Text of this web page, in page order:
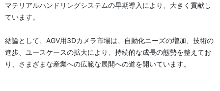
マテリアルハンドリングシステムの早期導入により、大きく貢献し
ています。
結論として、AGV用3Dカメラ市場は、自動化ニーズの増加、技術の
進歩、ユースケースの拡大により、持続的な成長の態勢を整えてお
り、さまざまな産業への広範な展開への道を開いています。